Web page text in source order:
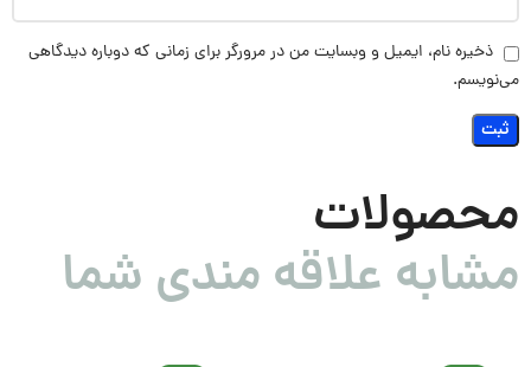
ذخیره نام، ایمیل و وبسایت من در مرورگر برای زمانی که دوباره دیدگاهی
می‌نویسم.
محصولات
مشابه علاقه مندی شما